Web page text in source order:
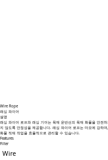
Wire Rope
래싱 와이어
설명
래싱 와이어 로프와 래싱 기어는 목재 운반선의 목재 화물을 안전
지 않도록 안정성을 제공합니다. 래싱 와이어 로프는 마모에 강하
화물 적재 작업을 효율적으로 관리할 수 있습니다.
Features
Filter
Wire